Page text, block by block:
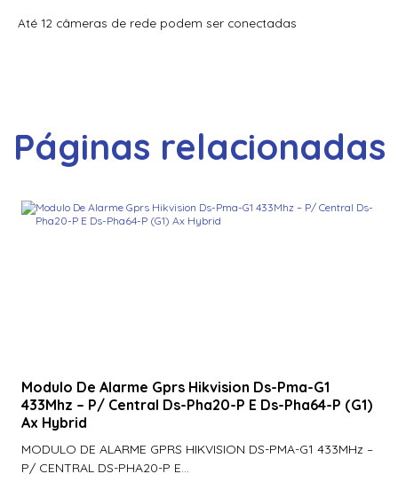
Se
900Pbnnek20000 | Assa Abloy | Leitor De Proximidade
900Pmntekma003 | Assa Abloy | Leitor De Proximidade
Rp10
920Nmnnekma001 | Assa Abloy | Leitor De Proximidade
R40
920Nsnnek20000 | Assa Abloy | Leitor De Proximidade
R40
Até 12 câmeras de rede podem ser conectadas
Páginas relacionadas
Modulo De Alarme Gprs Hikvision Ds-Pma-G1
433Mhz – P/ Central Ds-Pha20-P E Ds-Pha64-P (G1)
Ax Hybrid
MODULO DE ALARME GPRS HIKVISION DS-PMA-G1 433MHz –
P/ CENTRAL DS-PHA20-P E...